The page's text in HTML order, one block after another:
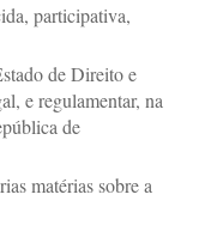
participativa,
de Direito e
e regulamentar, na
de
matérias sobre a